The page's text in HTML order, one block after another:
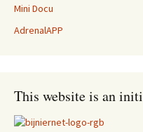
Mini Docu
AdrenalAPP
This website is an